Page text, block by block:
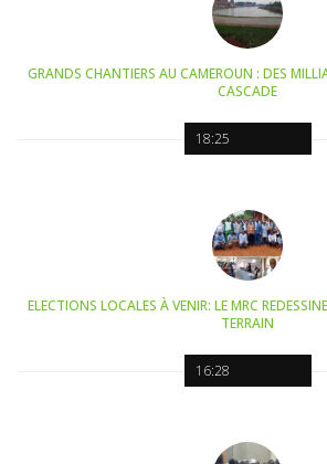
18:25
GRANDS CHANTIERS AU CAMEROUN : DES
CASCADE
16:28
ELECTIONS LOCALES À VENIR: LE MRC
TERRAIN